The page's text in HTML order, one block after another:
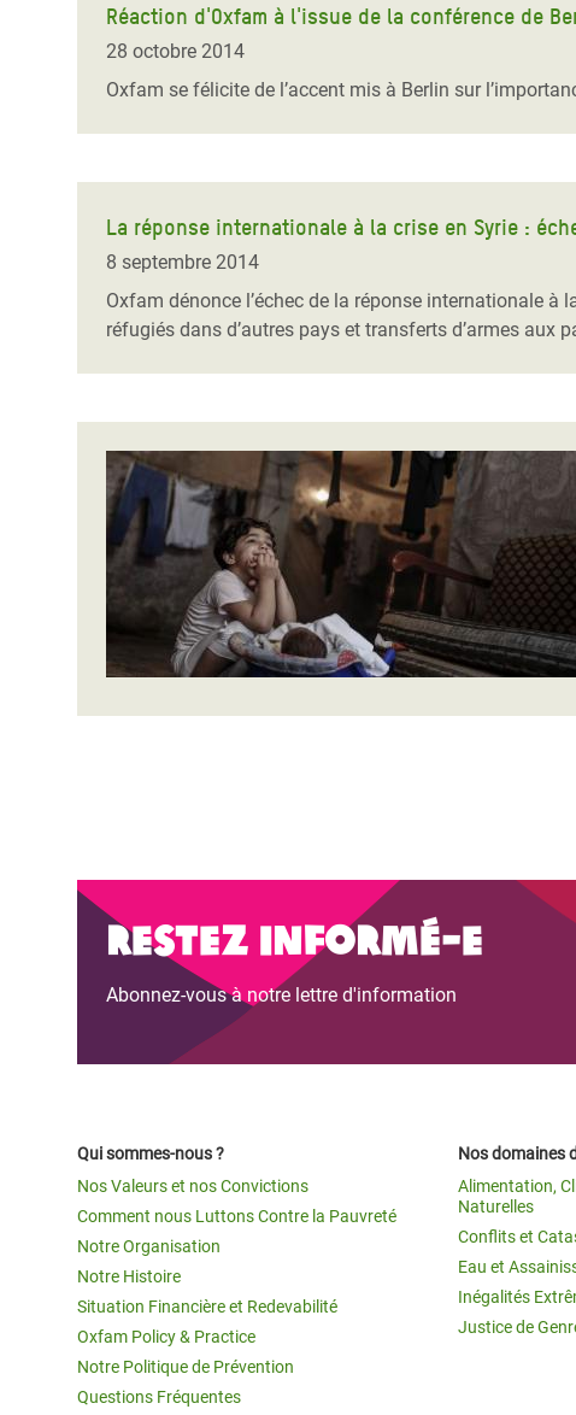
Réaction d'Oxfam à l'issue de la conférence de
28 octobre 2014
Oxfam se félicite de l’accent mis à Berlin sur
La réponse internationale à la crise en Syrie :
8 septembre 2014
Oxfam dénonce l’échec de la réponse internationale
réfugiés dans d’autres pays et transferts d’armes aux
Restez informé-e
Abonnez-vous à notre lettre d'information
Qui sommes-nous ?
Nos Valeurs et nos Convictions
Comment nous Luttons Contre la Pauvreté
Notre Organisation
Notre Histoire
Situation Financière et Redevabilité
Oxfam Policy & Practice
Notre Politique de Prévention
Questions Fréquentes
Nos domaines
Alimentation,
Naturelles
Conflits et
Eau et
Inégalités
Justice de